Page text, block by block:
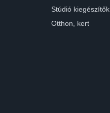
Stúdió kiegészítők
Otthon, kert